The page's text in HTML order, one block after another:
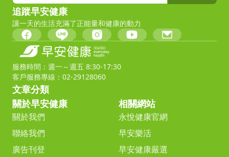
追蹤早安健康
讓一天的生活充滿了正能量和健康的動力
服務時間：週一～週五 8:30-17:30
客戶服務專線：02-29128060
文章分類
關於早安健康
關於我們
聯絡我們
廣告刊登
相關網站
永悅健康官網
早安樂活
早安健康嚴選